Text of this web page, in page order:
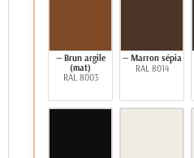
— Brun argile
(mat)
RAL 8003
— Marron sépia
RAL 8014